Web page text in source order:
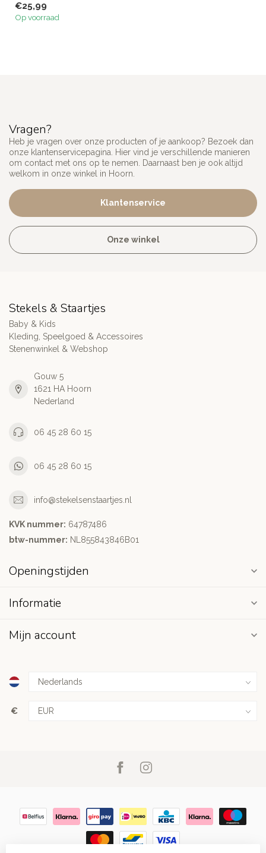
€25,99
Op voorraad
Vragen?
Heb je vragen over onze producten of je aankoop? Bezoek dan
onze klantenservicepagina. Hier vind je verschillende manieren
om contact met ons op te nemen. Daarnaast ben je ook altijd
welkom in onze winkel in Hoorn.
Klantenservice
Onze winkel
Stekels & Staartjes
Baby & Kids
Kleding, Speelgoed & Accessoires
Stenenwinkel & Webshop
Gouw 5
1621 HA Hoorn
Nederland
06 45 28 60 15
06 45 28 60 15
info@stekelsenstaartjes.nl
KVK nummer: 64787486
btw-nummer: NL855843846B01
Openingstijden
Informatie
Mijn account
€